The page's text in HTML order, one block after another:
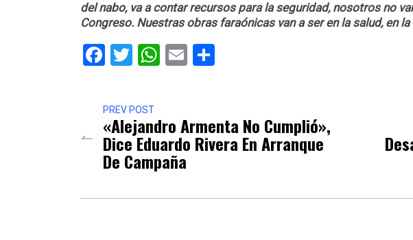
del nabo, va a contar recursos para la seguridad, nosotros no
Congreso. Nuestras obras faraónicas van a ser en la salud, en la
Facebook
Twitter
WhatsApp
Email
PREV POST
«Alejandro Armenta No Cumplió»,
Dice Eduardo Rivera En Arranque
De Campaña